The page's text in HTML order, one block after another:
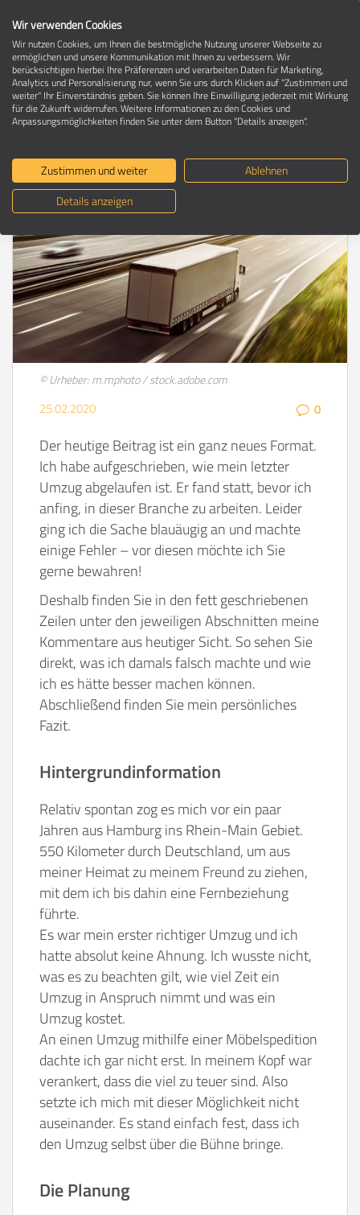
Umzugsratgeber
Selbst umziehen – so lief mein
Umzug quer durch Deutschland ab
© Urheber: m.mphoto / stock.adobe.com
0
25.02.2020
Der heutige Beitrag ist ein ganz neues Format.
Ich habe aufgeschrieben, wie mein letzter
Umzug abgelaufen ist. Er fand statt, bevor ich
anfing, in dieser Branche zu arbeiten. Leider
ging ich die Sache blauäugig an und machte
einige Fehler – vor diesen möchte ich Sie
gerne bewahren!
Deshalb finden Sie in den fett geschriebenen
Zeilen unter den jeweiligen Abschnitten meine
Kommentare aus heutiger Sicht. So sehen Sie
direkt, was ich damals falsch machte und wie
ich es hätte besser machen können.
Abschließend finden Sie mein persönliches
Fazit.
Hintergrundinformation
Relativ spontan zog es mich vor ein paar
Jahren aus Hamburg ins Rhein-Main Gebiet.
550 Kilometer durch Deutschland, um aus
meiner Heimat zu meinem Freund zu ziehen,
mit dem ich bis dahin eine Fernbeziehung
führte.
Es war mein erster richtiger Umzug und ich
hatte absolut keine Ahnung. Ich wusste nicht,
was es zu beachten gilt, wie viel Zeit ein
Umzug in Anspruch nimmt und was ein
Umzug kostet.
An einen Umzug mithilfe einer Möbelspedition
dachte ich gar nicht erst. In meinem Kopf war
verankert, dass die viel zu teuer sind. Also
setzte ich mich mit dieser Möglichkeit nicht
auseinander. Es stand einfach fest, dass ich
den Umzug selbst über die Bühne bringe.
Die Planung
Wir verwenden Cookies
Wir nutzen Cookies, um Ihnen die bestmögliche Nutzung unserer Webseite zu
ermöglichen und unsere Kommunikation mit Ihnen zu verbessern. Wir
berücksichtigen hierbei Ihre Präferenzen und verarbeiten Daten für Marketing,
Analytics und Personalisierung nur, wenn Sie uns durch Klicken auf "Zustimmen und
weiter" Ihr Einverständnis geben. Sie können Ihre Einwilligung jederzeit mit Wirkung
für die Zukunft widerrufen. Weitere Informationen zu den Cookies und
Anpassungsmöglichkeiten finden Sie unter dem Button "Details anzeigen".
Zustimmen und weiter
Ablehnen
Details anzeigen